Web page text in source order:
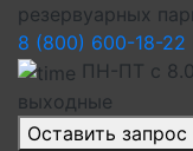
резервуарных
8 (800) 600-18-22
ПН-ПТ с
выходные
Оставить запрос